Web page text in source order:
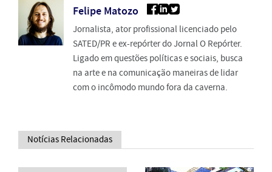
Felipe Matozo
Jornalista, ator profissional licenciado pelo
SATED/PR e ex-repórter do Jornal O Repórter.
Ligado em questões políticas e sociais, busca
na arte e na comunicação maneiras de lidar
com o incômodo mundo fora da caverna.
Notícias Relacionadas